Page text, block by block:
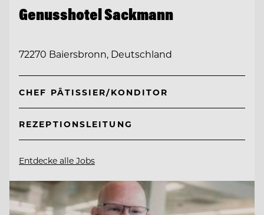
Genusshotel Sackmann
72270 Baiersbronn, Deutschland
CHEF PÂTISSIER/KONDITOR
REZEPTIONSLEITUNG
Entdecke alle Jobs